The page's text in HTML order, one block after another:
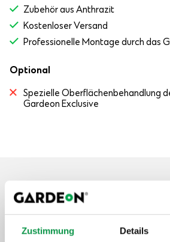
Zustimmung Details
Zubehör aus Anthrazit
Kostenloser Versand
Professionelle Montage durch das
Optional
Spezielle Oberflächenbehandlung
Gardeon Exclusive
Aufwertung
Garantieverlängerung